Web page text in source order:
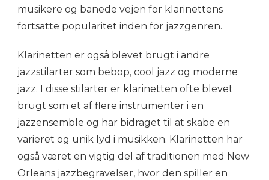
musikere og banede vejen for klarinettens
fortsatte popularitet inden for jazzgenren.
Klarinetten er også blevet brugt i andre
jazzstilarter som bebop, cool jazz og moderne
jazz. I disse stilarter er klarinetten ofte blevet
brugt som et af flere instrumenter i en
jazzensemble og har bidraget til at skabe en
varieret og unik lyd i musikken. Klarinetten har
også været en vigtig del af traditionen med New
Orleans jazzbegravelser, hvor den spiller en